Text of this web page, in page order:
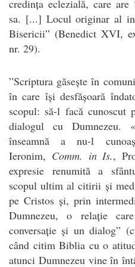
credința eclezială, care
sa. [...] Locul originar al
Bisericii” (Benedict XVI,
nr. 29).
”Scriptura găsește în
în care își desfășoară
scopul: să-l facă cunoscut
dialogul cu Dumnezeu.
înseamnă a nu-l
Ieronim, Comm. in Is.,
expresie renumită a
scopul ultim al citirii și
pe Cristos și, prin
Dumnezeu, o relație
conversație și un dialog”
când citim Biblia cu o
atunci Dumnezeu vine în